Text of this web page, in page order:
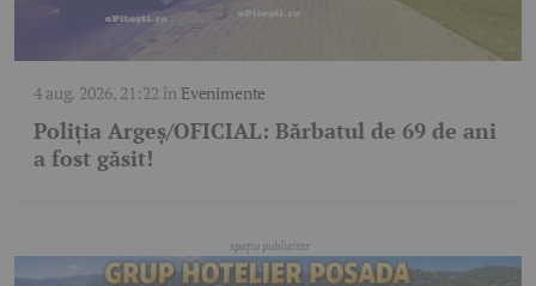
4 aug. 2026, 21:22 în Evenimente
Poliția Argeș/OFICIAL: Bărbatul de 69 de ani
a fost găsit!